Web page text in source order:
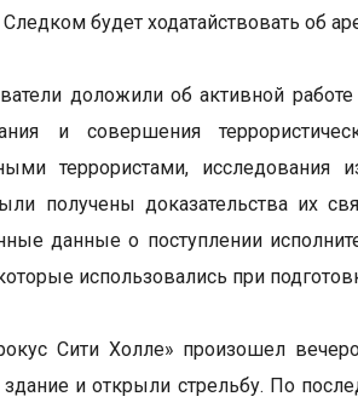
Следком будет ходатайствовать об
доложили об активной
и совершения
террористами, исследования
получены доказательства их
данные о поступлении
использовались при
Сити Холле» произошел
и открыли стрельбу. По